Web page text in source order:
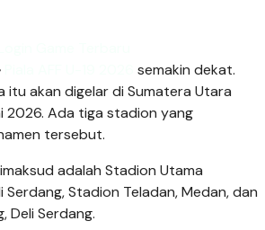
semakin dekat.
itu akan digelar di Sumatera Utara
2026. Ada tiga stadion yang
tersebut.
adalah Stadion Utama
Serdang, Stadion Teladan, Medan, dan
Deli Serdang.